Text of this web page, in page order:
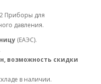
Приборы для
давления.
(ЕАЭС).
возможность скидки
в наличии.